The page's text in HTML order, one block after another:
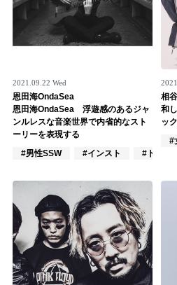
2021.09.22 Wed
恩田海OndaSea
恩田海OndaSea 浮遊感のあるジャ
ンルレスな音楽世界で内省的なスト
ーリーを表現する
#男性SSW
#インスト #トラッ
相
和
ッ
#